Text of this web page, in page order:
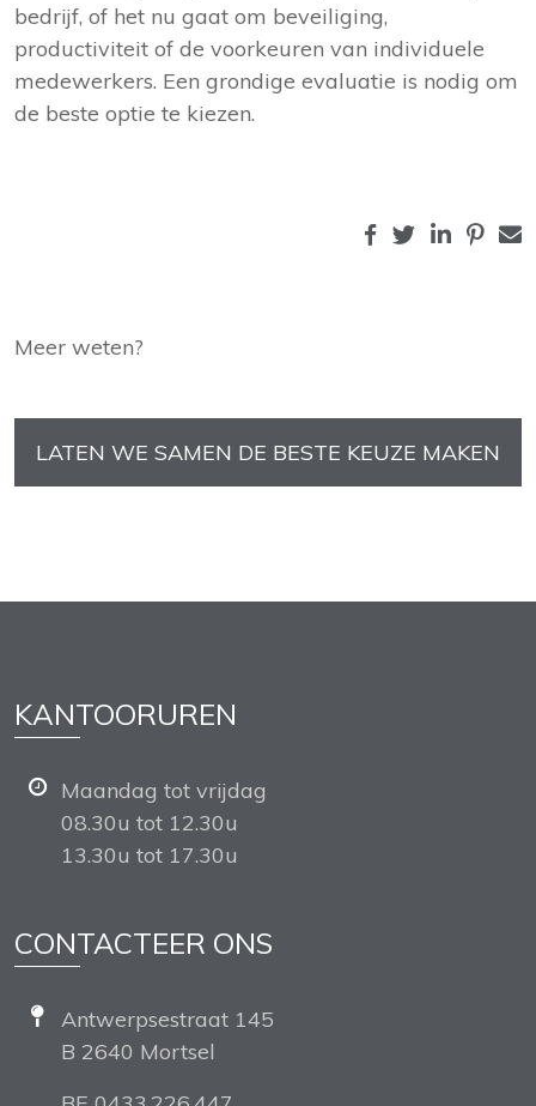
bedrijf, of het nu gaat om beveiliging,
productiviteit of de voorkeuren van individuele
medewerkers. Een grondige evaluatie is nodig om
de beste optie te kiezen.
Meer weten?
LATEN WE SAMEN DE BESTE KEUZE MAKEN
KANTOORUREN
Maandag tot vrijdag
08.30u tot 12.30u
13.30u tot 17.30u
CONTACTEER ONS
Antwerpsestraat 145
B 2640 Mortsel